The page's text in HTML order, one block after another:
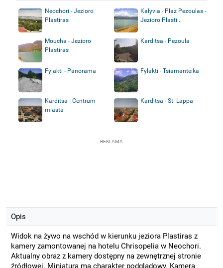
Neochori - Jezioro
Plastiras
Kalyvia - Plaz Pezoulas -
Jezioro Plasti...
Moucha - Jezioro
Plastiras
Karditsa - Pezoula
Fylakti - Panorama Fylakti - Tsiamanteika
Karditsa - Centrum
miasta
Karditsa - St. Lappa
REKLAMA
Opis
Widok na żywo na wschód w kierunku jeziora Plastiras z
kamery zamontowanej na hotelu Chrisopelia w Neochori.
Aktualny obraz z kamery dostępny na zewnętrznej stronie
źródłowej. Miniatura ma charakter podglądowy. Kamera